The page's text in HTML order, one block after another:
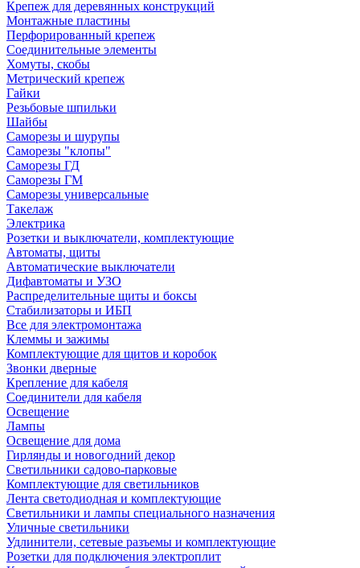
Крепеж для деревянных конструкций
Монтажные пластины
Перфорированный крепеж
Соединительные элементы
Хомуты, скобы
Метрический крепеж
Гайки
Резьбовые шпильки
Шайбы
Саморезы и шурупы
Саморезы "клопы"
Саморезы ГД
Саморезы ГМ
Саморезы универсальные
Такелаж
Электрика
Розетки и выключатели, комплектующие
Автоматы, щиты
Автоматические выключатели
Дифавтоматы и УЗО
Распределительные щиты и боксы
Стабилизаторы и ИБП
Все для электромонтажа
Клеммы и зажимы
Комплектующие для щитов и коробок
Звонки дверные
Крепление для кабеля
Соединители для кабеля
Освещение
Лампы
Освещение для дома
Гирлянды и новогодний декор
Светильники садово-парковые
Комплектующие для светильников
Лента светодиодная и комплектующие
Светильники и лампы специального назначения
Уличные светильники
Удлинители, сетевые разъемы и комплектующие
Розетки для подключения электроплит